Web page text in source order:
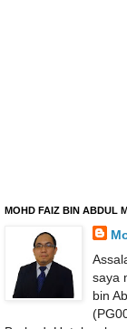
MOHD FAIZ BIN ABDUL
saya
bin